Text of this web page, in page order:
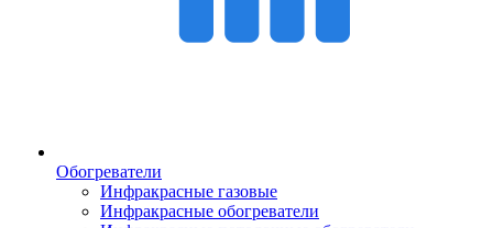
Обогреватели
Инфракрасные газовые
Инфракрасные обогреватели